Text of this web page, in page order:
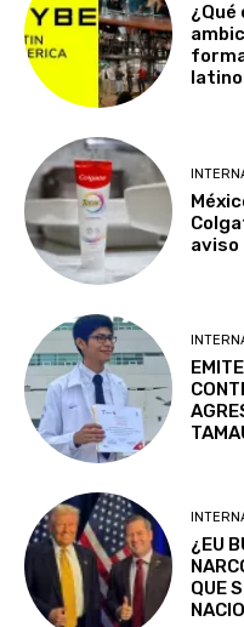
¿Qué
latino
aviso
¿EU
QUE